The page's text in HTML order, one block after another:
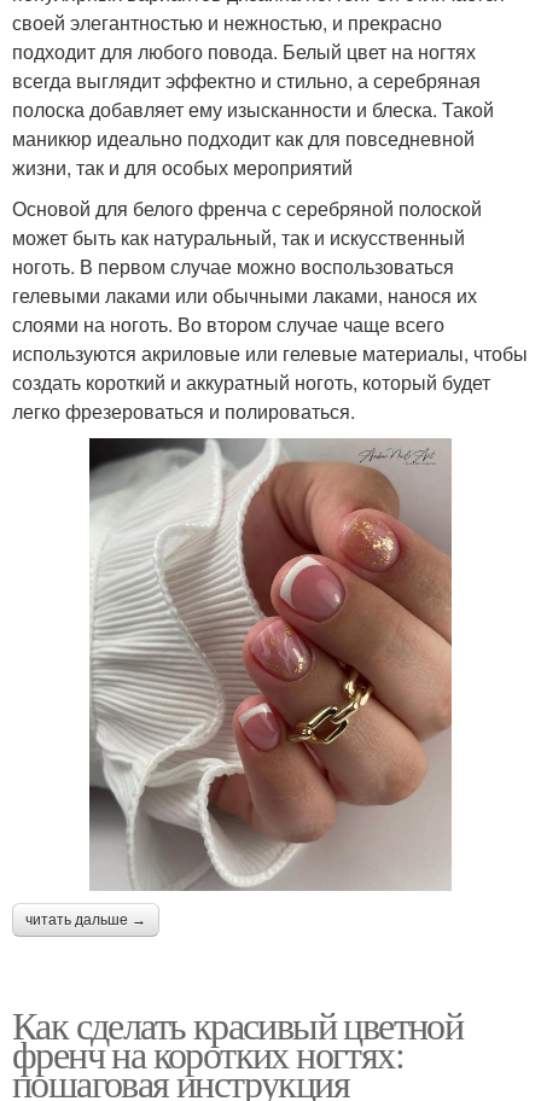
своей элегантностью и нежностью, и прекрасно
подходит для любого повода. Белый цвет на ногтях
всегда выглядит эффектно и стильно, а серебряная
полоска добавляет ему изысканности и блеска. Такой
маникюр идеально подходит как для повседневной
жизни, так и для особых мероприятий
Основой для белого френча с серебряной полоской
может быть как натуральный, так и искусственный
ноготь. В первом случае можно воспользоваться
гелевыми лаками или обычными лаками, нанося их
слоями на ноготь. Во втором случае чаще всего
используются акриловые или гелевые материалы, чтобы
создать короткий и аккуратный ноготь, который будет
легко фрезероваться и полироваться.
читать дальше →
Как сделать красивый цветной
френч на коротких ногтях:
пошаговая инструкция